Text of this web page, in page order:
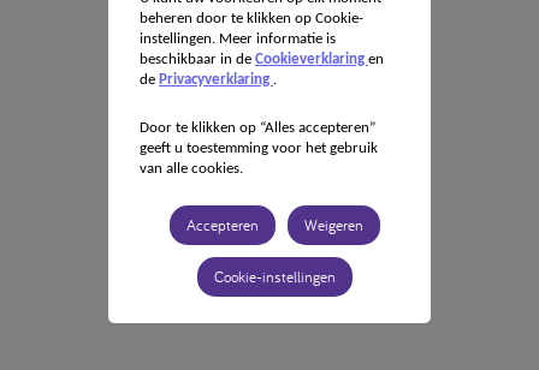
beheren door te klikken op Cookie-
instellingen. Meer informatie is
beschikbaar in de Cookieverklaring en
de Privacyverklaring .
Door te klikken op “Alles accepteren”
geeft u toestemming voor het gebruik
van alle cookies.
Accepteren Weigeren
Cookie-instellingen